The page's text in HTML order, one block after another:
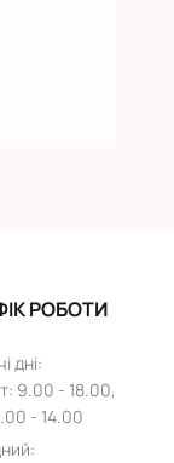
РОБОТИ
дні:
: 9.00 - 18.00,
- 14.00
: